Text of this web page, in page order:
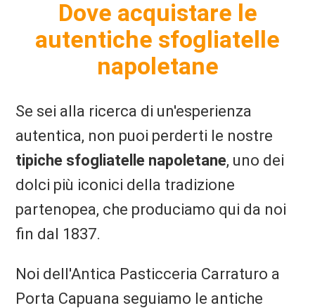
Dove acquistare le
autentiche sfogliatelle
napoletane
Se sei alla ricerca di un'esperienza
autentica, non puoi perderti le nostre
tipiche sfogliatelle napoletane, uno dei
dolci più iconici della tradizione
partenopea, che produciamo qui da noi
fin dal 1837.
Noi dell'Antica Pasticceria Carraturo a
Porta Capuana seguiamo le antiche